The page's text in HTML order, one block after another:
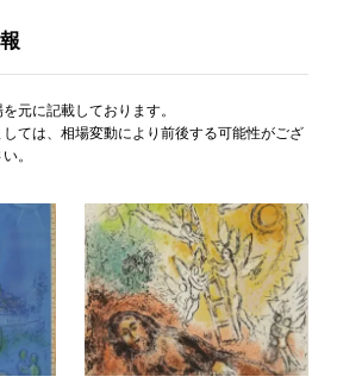
元に記載しております。
ては、相場変動により前後する可能性がござ
。